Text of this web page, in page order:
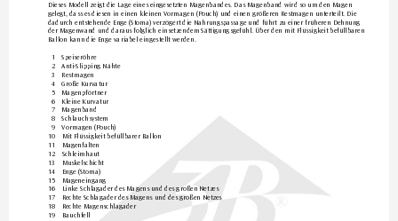
Dieses Modell zeigt die Lage eines eingesetzten Magenbandes. Das Magenband wird so um den Magen
gelegt, dass es diesen in einen kleinen Vormagen (Pouch) und einen größeren Restmagen unterteilt. Die
dadurch entstehende Enge (Stoma) verzögert die Nahrungspassage und führt zu einer früheren Dehnung
der Magenwand und daraus folglich einsetzendem Sättigungsgefühl. Über den mit Flüssigkeit befüllbaren
Ballon kann die Enge variabel eingestellt werden.
1 Speiseröhre
2 Anti-Slipping Nähte
3
Restmagen
4
Große Kurvatur
5
Magenpförtner
6
Kleine Kurvatur
7 Magenband
8
Schlauchsystem
9
Vormagen (Pouch)
10 Mit Flüssigkeit befüllbarer Ballon
11
Magenfalten
12
Schleimhaut
13
Muskelschicht
14
Enge (Stoma)
15
Mageneingang
16
Linke Schlagader des Magens und des großen Netzes
17 Rechte Schlagader des Magens und des großen Netzes
18
Rechte Magenschlagader
19
Bauchfell